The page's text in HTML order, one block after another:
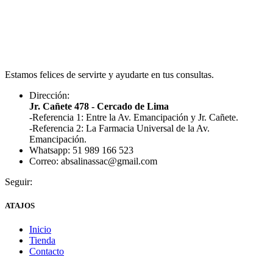
Estamos felices de servirte y ayudarte en tus consultas.
Dirección:
Jr. Cañete 478 - Cercado de Lima
-Referencia 1: Entre la Av. Emancipación y Jr. Cañete.
-Referencia 2: La Farmacia Universal de la Av.
Emancipación.
Whatsapp: 51 989 166 523
Correo: absalinassac@gmail.com
Seguir:
ATAJOS
Inicio
Tienda
Contacto